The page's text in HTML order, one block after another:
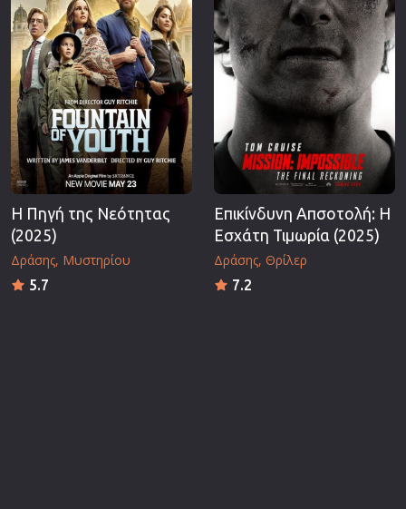
Η Πηγή της Νεότητας
(2025)
Δράσης Μυστηρίου
5.7
Επικίνδυνη Απσοτολή: Η
Εσχάτη Τιμωρία (2025)
Δράσης Θρίλερ
7.2